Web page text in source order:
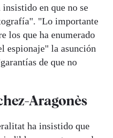
insistido en que no se
"Lo importante
los que ha enumerado
espionaje" la asunción
de que no
Aragonès
ha insistido que